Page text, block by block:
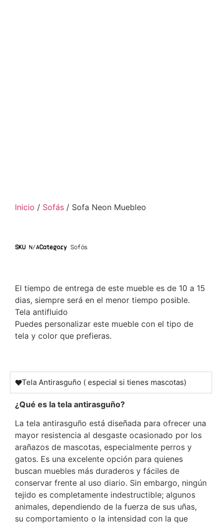
Inicio / Sofás / Sofa Neon Muebleo
SKU N/ACategory Sofás
El tiempo de entrega de este mueble es de 10 a 15
dias, siempre será en el menor tiempo posible.
Tela antifluido
Puedes personalizar este mueble con el tipo de
tela y color que prefieras.
Tela Antirasguño ( especial si tienes mascotas)
¿Qué es la tela antirasguño?
La tela antirasguño está diseñada para ofrecer una
mayor resistencia al desgaste ocasionado por los
arañazos de mascotas, especialmente perros y
gatos. Es una excelente opción para quienes
buscan muebles más duraderos y fáciles de
conservar frente al uso diario. Sin embargo, ningún
tejido es completamente indestructible; algunos
animales, dependiendo de la fuerza de sus uñas,
su comportamiento o la intensidad con la que